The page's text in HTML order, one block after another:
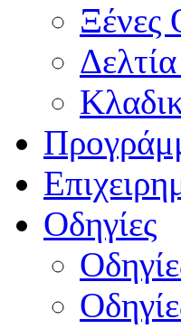
Ξένες
Οδηγίες